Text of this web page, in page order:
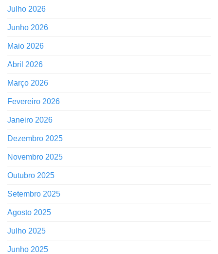
Julho 2026
Junho 2026
Maio 2026
Abril 2026
Março 2026
Fevereiro 2026
Janeiro 2026
Dezembro 2025
Novembro 2025
Outubro 2025
Setembro 2025
Agosto 2025
Julho 2025
Junho 2025